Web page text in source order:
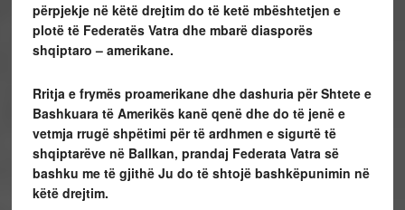
përpjekje në këtë drejtim do të ketë mbështetjen e
plotë të Federatës Vatra dhe mbarë diasporës
shqiptaro – amerikane.
Rritja e frymës proamerikane dhe dashuria për Shtete e
Bashkuara të Amerikës kanë qenë dhe do të jenë e
vetmja rrugë shpëtimi për të ardhmen e sigurtë të
shqiptarëve në Ballkan, prandaj Federata Vatra së
bashku me të gjithë Ju do të shtojë bashkëpunimin në
këtë drejtim.